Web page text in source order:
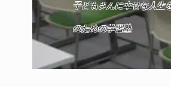
子どもさんに幸せな人生
​​のための学習塾